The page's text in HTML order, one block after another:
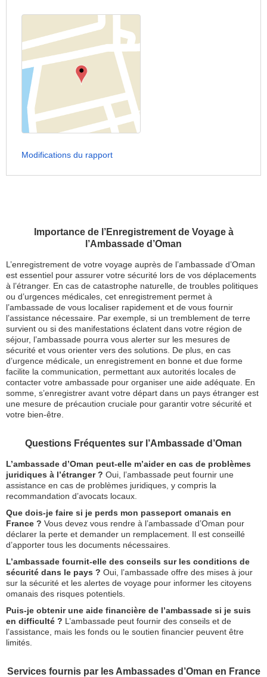
Importance de l’Enregistrement de Voyage à
l’Ambassade d’Oman
L’enregistrement de votre voyage auprès de l’ambassade d’Oman
est essentiel pour assurer votre sécurité lors de vos déplacements
à l’étranger. En cas de catastrophe naturelle, de troubles politiques
ou d’urgences médicales, cet enregistrement permet à
l’ambassade de vous localiser rapidement et de vous fournir
l’assistance nécessaire. Par exemple, si un tremblement de terre
survient ou si des manifestations éclatent dans votre région de
séjour, l’ambassade pourra vous alerter sur les mesures de
sécurité et vous orienter vers des solutions. De plus, en cas
d’urgence médicale, un enregistrement en bonne et due forme
facilite la communication, permettant aux autorités locales de
contacter votre ambassade pour organiser une aide adéquate. En
somme, s’enregistrer avant votre départ dans un pays étranger est
une mesure de précaution cruciale pour garantir votre sécurité et
votre bien-être.
Questions Fréquentes sur l’Ambassade d’Oman
L’ambassade d’Oman peut-elle m’aider en cas de problèmes
juridiques à l’étranger ? Oui, l’ambassade peut fournir une
assistance en cas de problèmes juridiques, y compris la
recommandation d’avocats locaux.
Que dois-je faire si je perds mon passeport omanais en
France ? Vous devez vous rendre à l’ambassade d’Oman pour
déclarer la perte et demander un remplacement. Il est conseillé
d’apporter tous les documents nécessaires.
L’ambassade fournit-elle des conseils sur les conditions de
sécurité dans le pays ? Oui, l’ambassade offre des mises à jour
sur la sécurité et les alertes de voyage pour informer les citoyens
omanais des risques potentiels.
Puis-je obtenir une aide financière de l’ambassade si je suis
en difficulté ? L’ambassade peut fournir des conseils et de
l’assistance, mais les fonds ou le soutien financier peuvent être
limités.
Services fournis par les Ambassades d’Oman en France
Modifications du rapport